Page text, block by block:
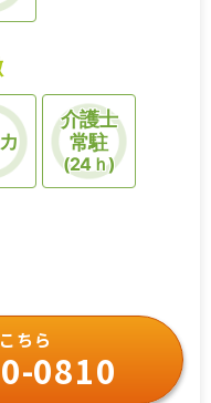
介護士
常駐
(24ｈ)
ちら
0810